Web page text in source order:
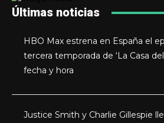
Últimas noticias
HBO Max estrena en España el
tercera temporada de ‘La Casa
fecha y hora
Justice Smith y Charlie Gillespie